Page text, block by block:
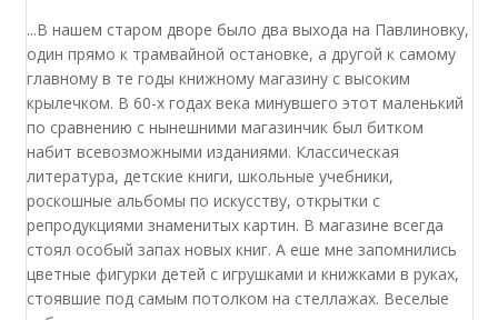
...В нашем старом дворе было два выхода на Павлиновку,
один прямо к трамвайной остановке, а другой к самому
главному в те годы книжному магазину с высоким
крылечком. В 60-х годах века минувшего этот маленький
по сравнению с нынешними магазинчик был битком
набит всевозможными изданиями. Классическая
литература, детские книги, школьные учебники,
роскошные альбомы по искусству, открытки с
репродукциями знаменитых картин. В магазине всегда
стоял особый запах новых книг. А еше мне запомнились
цветные фигурки детей с игрушками и книжками в руках,
стоявшие под самым потолком на стеллажах. Веселые